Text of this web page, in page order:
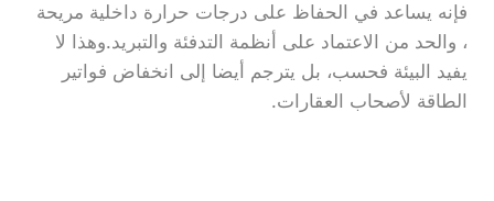
فإنه يساعد في الحفاظ على درجات حرارة داخلية مريحة
، والحد من الاعتماد على أنظمة التدفئة والتبريد.وهذا لا
يفيد البيئة فحسب، بل يترجم أيضا إلى انخفاض فواتير
الطاقة لأصحاب العقارات.